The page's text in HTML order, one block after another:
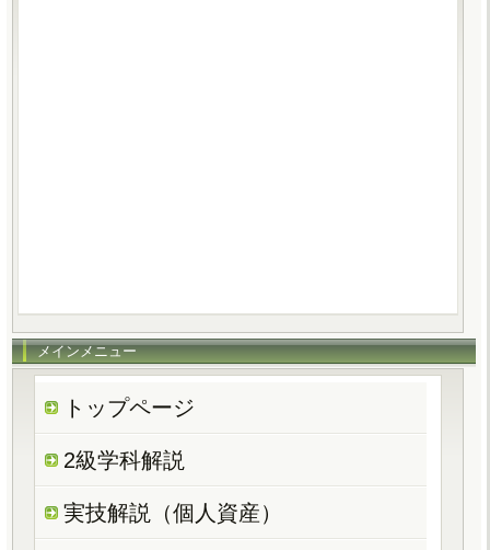
メインメニュー
トップページ
2級学科解説
実技解説（個人資産）